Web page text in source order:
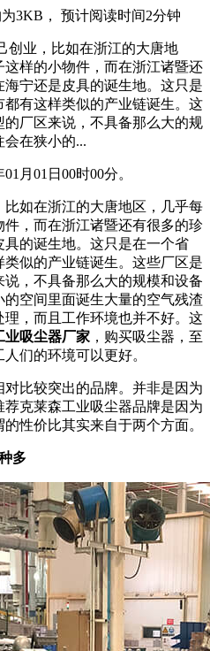
3KB， 预计阅读时间2分钟
创业，比如在浙江的大唐地
样的小物件，而在浙江诸暨还
宁还是皮具的诞生地。这只是
有这样类似的产业链诞生。这
厂区来说，不具备那么大的规
在狭小的...
月01日00时00分。
如在浙江的大唐地区，几乎每
，而在浙江诸暨还有很多的珍
的诞生地。这只是在一个省
似的产业链诞生。这些厂区是
，不具备那么大的规模和设备
空间里面诞生大量的空气残渣
，而且工作环境也并不好。这
业吸尘器厂家 ，购买吸尘器，至
们的环境可以更好。
比较突出的品牌。并非是因为
克莱森工业吸尘器品牌是因为
性价比其实来自于两个方面。
多